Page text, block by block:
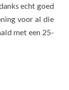
echt goed
voor al die
met een 25-